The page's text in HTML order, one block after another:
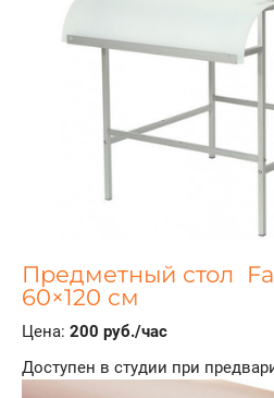
Предметный стол
60×120 см
Цена: 200 руб./час
Доступен в студии при